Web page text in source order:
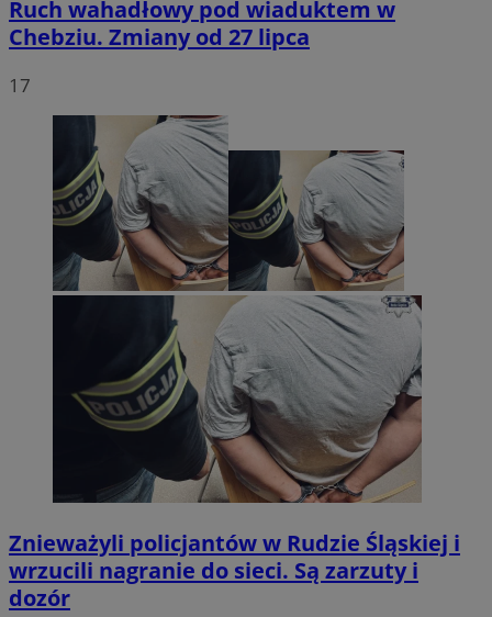
Ruch wahadłowy pod wiaduktem w
Chebziu. Zmiany od 27 lipca
17
Znieważyli policjantów w Rudzie Śląskiej i
wrzucili nagranie do sieci. Są zarzuty i
dozór